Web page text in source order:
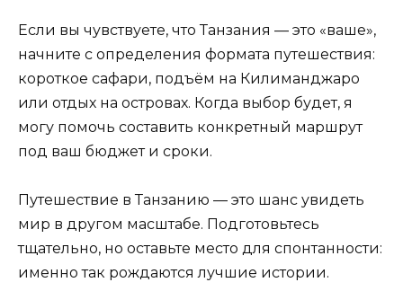
Если вы чувствуете, что Танзания — это «ваше»,
начните с определения формата путешествия:
короткое сафари, подъём на Килиманджаро
или отдых на островах. Когда выбор будет, я
могу помочь составить конкретный маршрут
под ваш бюджет и сроки.
Путешествие в Танзанию — это шанс увидеть
мир в другом масштабе. Подготовьтесь
тщательно, но оставьте место для спонтанности:
именно так рождаются лучшие истории.